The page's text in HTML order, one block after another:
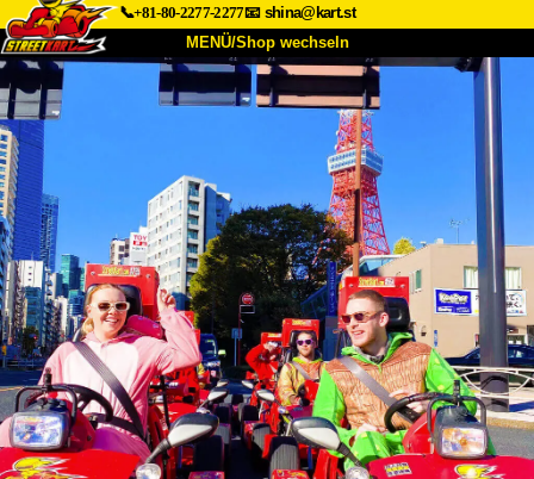
📞+81-80-2277-2277📧 shina@kart.st
MENÜ/Shop wechseln
START
Unternehmen Buchung
Shop wechseln
Tokio Shinagawa Tokio Akihabara#1
Tokio Akihabara#2 Tokio Shibuya
Tokio Shibuya Annex Tokio Bucht
Tokio Asakusa Osaka
Okinawa